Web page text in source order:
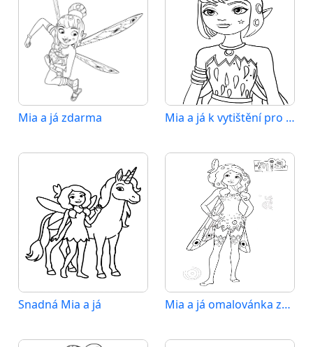
Mia a já zdarma Mia a já k vytištění pro děti
Snadná Mia a já Mia a já omalovánka zdarma